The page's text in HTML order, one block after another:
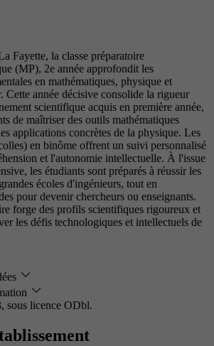
Fayette, la classe préparatoire
(MP), 2e année approfondit les
en mathématiques, physique et
Cette année décisive consolide la rigueur
scientifique acquis en première année,
de maîtriser des outils mathématiques
applications concrètes de la physique. Les
en binôme offrent un suivi personnalisé
et l'autonomie intellectuelle. À l'issue
les étudiants sont préparés à réussir les
écoles d'ingénieurs, tout en
pour devenir chercheurs ou enseignants.
forge des profils scientifiques rigoureux et
les défis technologiques et intellectuels de
sous licence ODbl.